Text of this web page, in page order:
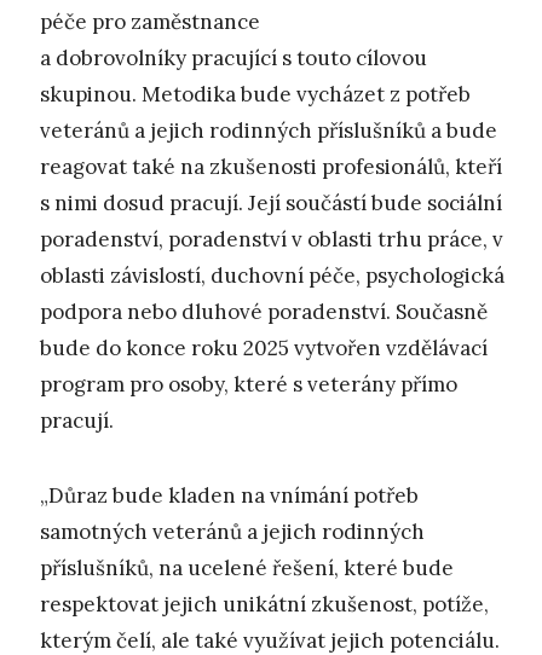
péče pro zaměstnance
a dobrovolníky pracující s touto cílovou
skupinou. Metodika bude vycházet z potřeb
veteránů a jejich rodinných příslušníků a bude
reagovat také na zkušenosti profesionálů, kteří
s nimi dosud pracují. Její součástí bude sociální
poradenství, poradenství v oblasti trhu práce, v
oblasti závislostí, duchovní péče, psychologická
podpora nebo dluhové poradenství. Současně
bude do konce roku 2025 vytvořen vzdělávací
program pro osoby, které s veterány přímo
pracují.
„Důraz bude kladen na vnímání potřeb
samotných veteránů a jejich rodinných
příslušníků, na ucelené řešení, které bude
respektovat jejich unikátní zkušenost, potíže,
kterým čelí, ale také využívat jejich potenciálu.